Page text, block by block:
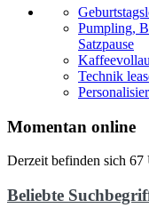
Pumpling,
Satzpause
Technik
Momentan online
Derzeit befinden sich 67
Beliebte